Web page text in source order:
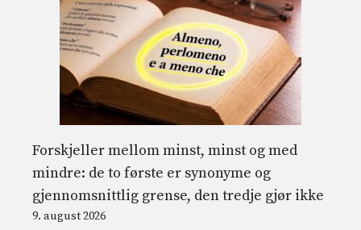
Forskjeller mellom minst, minst og med
mindre: de to første er synonyme og
gjennomsnittlig grense, den tredje gjør ikke
9. august 2026